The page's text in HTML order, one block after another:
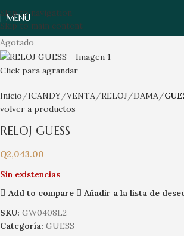
Skip to navigation
Skip to main content
MENÚ
Agotado
Click para agrandar
Inicio ICANDY VENTA RELOJ DAMA
volver a productos
RELOJ GUESS
Q2,043.00
Sin existencias
Add to compare
Añadir a la lista de
SKU: GW0408L2
Categoría: GUESS